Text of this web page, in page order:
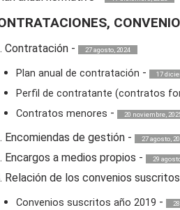
Contratación - 27 agosto, 2024
Plan anual de contratación - 17
Perfil de contratante (contratos
Contratos menores - 20 noviembre,
Encomiendas de gestión - 27 agosto,
Encargos a medios propios - 29
Relación de los convenios suscritos
Convenios suscritos año 2019 -